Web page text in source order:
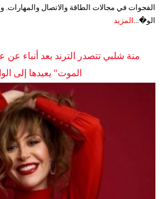
الفجوات في مجالات الطاقة والاتصال
الو�... المزيد
منة شلبي تتصدر الترند بعد أنباء عن
الموت" يعيدها إلى